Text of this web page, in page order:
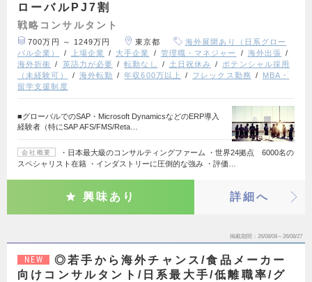
ローバルPJ7割
戦略コンサルタント
700万円 ～ 1249万円 東京都
海外展開あり（日系グロー
バル企業）
上場企業 大手企業 管理職・マネジャー
海外出張
海外折衝
英語力が必要 転勤なし 土日祝休み
ポテンシャル採用
（未経験可）
海外転勤 年収600万以上 フレックス勤務
MBA・
留学支援制度
■グローバルでのSAP・Microsoft DynamicsなどのERP導入
経験者（特にSAP AFS/FMS/Reta…
会社概要
・日本最大級のコンサルティングファーム ・世界24拠点 6000名の
スペシャリスト在籍 ・インダストリーに圧倒的な強み ・評価…
興味あり 詳細へ
掲載期間 26/08/08～26/08/27
NEW
◎若手から海外チャンス/食品メーカー
向けコンサルタント/日系最大手/低離職率/グ